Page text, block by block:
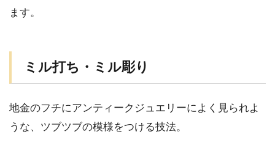
ます。
ミル打ち・ミル彫り
地金のフチにアンティークジュエリーによく見られよ
うな、ツブツブの模様をつける技法。